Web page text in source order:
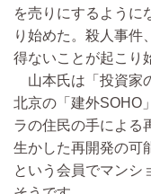
を売りにするように
り始めた。殺人事件
得ないことが起こり
山本氏は「投資家
北京の「建外SOHO
ラの住民の手による
生かした再開発の可
という会員でマンシ